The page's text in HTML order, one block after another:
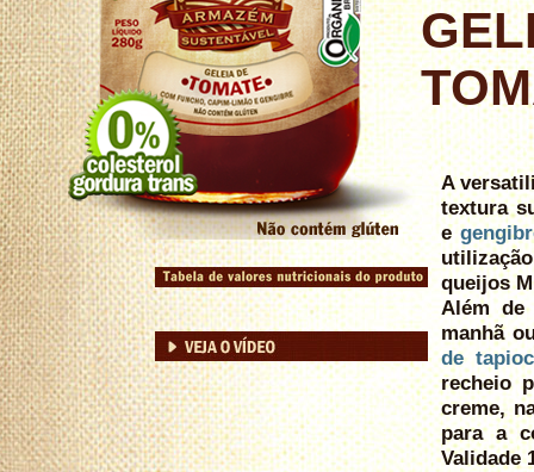
A
textura
e
queijos
Além de
manhã
de
recheio
creme,
para a
Validade